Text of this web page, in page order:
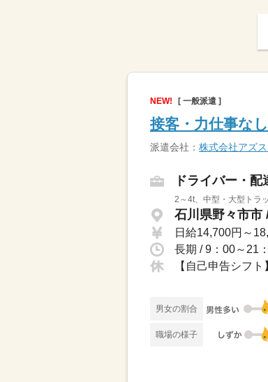
NEW! [ 一般派遣 ]
接客・力仕事な
派遣会社： 株式会社アズ
ドライバー・配
2～4t、中型・大型トラ
石川県野々市市
日給14,700円～
長期 / 9：00～21
【自己申告シフ
男女の割合
職場の様子